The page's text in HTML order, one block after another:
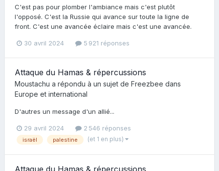
C'est pas pour plomber l'ambiance mais c'est plutôt
l'opposé. C'est la Russie qui avance sur toute la ligne de
front. C'est une avancée éclaire mais c'est une avancée.
30 avril 2024 5 921 réponses
Attaque du Hamas & répercussions
Moustachu a répondu à un sujet de Freezbee dans
Europe et international
D'autres un message d'un allié...
29 avril 2024 2 546 réponses
israël palestine (et 1 en plus)